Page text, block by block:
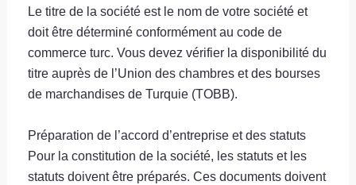
Le titre de la société est le nom de votre société et
doit être déterminé conformément au code de
commerce turc. Vous devez vérifier la disponibilité du
titre auprès de l’Union des chambres et des bourses
de marchandises de Turquie (TOBB).
Préparation de l’accord d’entreprise et des statuts
Pour la constitution de la société, les statuts et les
statuts doivent être préparés. Ces documents doivent